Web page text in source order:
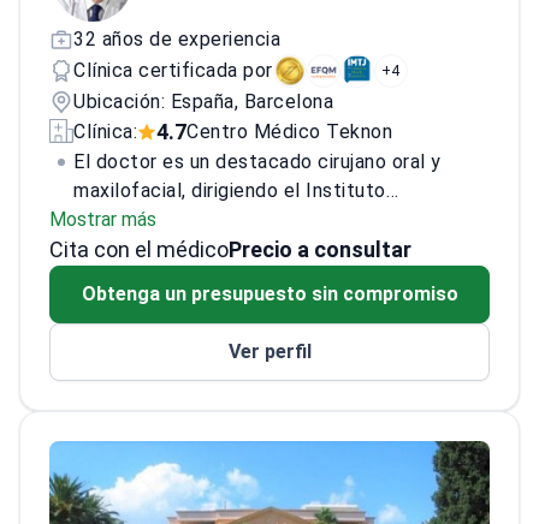
32 años de experiencia
Clínica certificada por
+4
Ubicación: España, Barcelona
Clínica:
4.7Centro Médico Teknon
El doctor es un destacado cirujano oral y
maxilofacial, dirigiendo el Instituto
Maxilofacial en el Centro Médico Teknon
desde 1995. Especializado en cirugía
lesiones faciales, el doctor realiza alrededor
de 150 operaciones ortognáticas anualmente.
Con una carrera que abarca décadas, el
Europea de Cirugía Oro-Maxilofacial, el doctor
ha realizado una extensa formación en Suiza,
Italia, México y EE.UU.<\/p>Académicamente,
Mostrar más
Cita con el médicoPrecio a consultar
Obtenga un presupuesto sin compromiso
Ver perfil